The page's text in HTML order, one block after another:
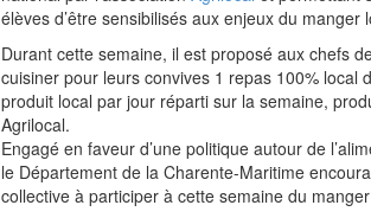
élèves d’être sensibilisés aux enjeux du manger
Durant cette semaine, il est proposé aux chefs
cuisiner pour leurs convives 1 repas 100% local
produit local par jour réparti sur la semaine,
Agrilocal.
Engagé en faveur d’une politique autour de
le Département de la Charente-Maritime
collective à participer à cette semaine du